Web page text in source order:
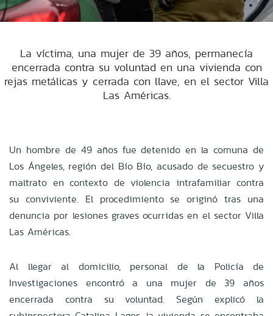
La víctima, una mujer de 39 años, permanecía
encerrada contra su voluntad en una vivienda con
rejas metálicas y cerrada con llave, en el sector Villa
Las Américas.
Un hombre de 49 años fue detenido en la comuna de
Los Ángeles, región del Bío Bío, acusado de secuestro y
maltrato en contexto de violencia intrafamiliar contra
su conviviente. El procedimiento se originó tras una
denuncia por lesiones graves ocurridas en el sector Villa
Las Américas.
Al llegar al domicilio, personal de la Policía de
Investigaciones encontró a una mujer de 39 años
encerrada contra su voluntad. Según explicó la